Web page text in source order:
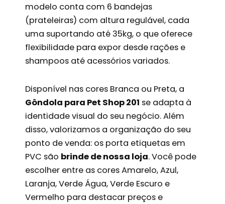
modelo conta com 6 bandejas
(prateleiras) com altura regulável, cada
uma suportando até 35kg, o que oferece
flexibilidade para expor desde rações e
shampoos até acessórios variados.
Disponível nas cores Branca ou Preta, a
Gôndola para Pet Shop 201 se adapta à
identidade visual do seu negócio. Além
disso, valorizamos a organização do seu
ponto de venda: os porta etiquetas em
PVC são brinde de nossa loja. Você pode
escolher entre as cores Amarelo, Azul,
Laranja, Verde Água, Verde Escuro e
Vermelho para destacar preços e